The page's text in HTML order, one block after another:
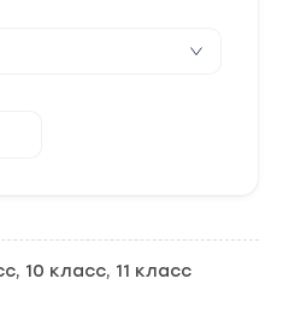
10 класс, 11 класс